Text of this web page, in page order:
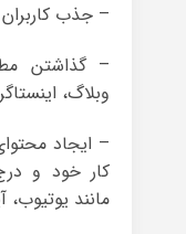
– جذب کاربران
– گذاشتن
وبلاگ،
– ایجاد
کار خود و
مانند یوتیوب،